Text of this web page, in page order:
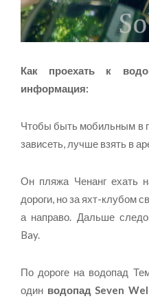
Как проехать к
информация:
Чтобы быть мобильным в
зависеть, лучше взять в
Он пляжа Ченанг ехать
дороги, но за яхт-клубом
а направо. Дальше
Bay.
По дороге на водопад
один водопад Seven